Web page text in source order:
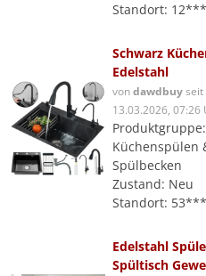
Standort: 12***
Schwarz
Edelstahl
vondawdbuyseit
13.03.2026, 07:26
Produktgruppe:
Küchenspülen
Spülbecken
Zustand: Neu
Standort: 53***
Edelstahl Spüle
Spültisch